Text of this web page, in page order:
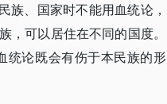
族、国家时不能用血统论，
可以居住在不同的国度。
统论既会有伤于本民族的形